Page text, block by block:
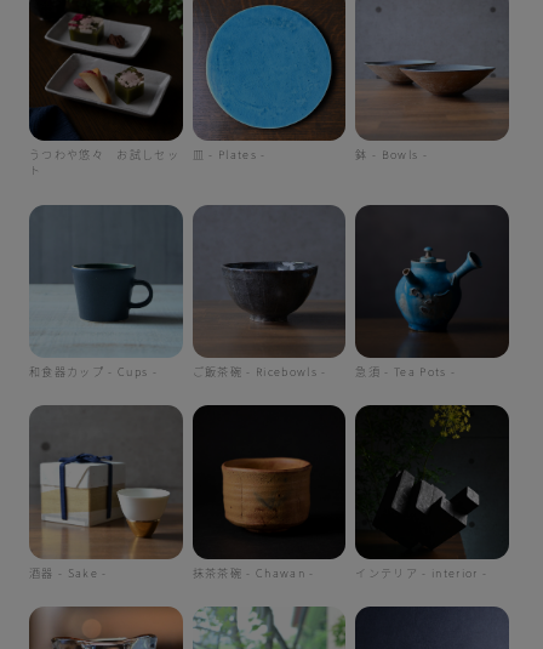
うつわや悠々 お試しセッ
ト
皿 - Plates - 鉢 - Bowls -
和食器カップ - Cups - ご飯茶碗 - Ricebowls - 急須 - Tea Pots -
酒器 - Sake - 抹茶茶碗 - Chawan - インテリア - interior -